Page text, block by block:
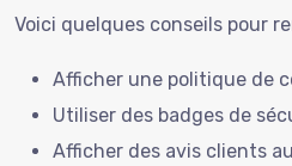
Voici quelques conseils pour
Afficher une politique de
Utiliser des badges de
Afficher des avis clients